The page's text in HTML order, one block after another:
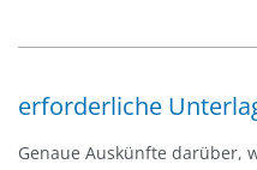
erforderliche
Genaue Auskünfte darüber,